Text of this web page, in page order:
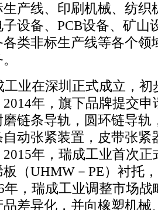
产线、印刷机械、纺织
设备、PCB设备、矿山
类非标生产线等各个领
工业在深圳正式成立，初
年，旗下品牌提交申
链条导轨，圆环链导轨
动张紧装置，皮带张紧
年，瑞成工业首次正
（UHMW－PE）衬托
年，瑞成工业调整市场战
差异化，并向橡塑机械